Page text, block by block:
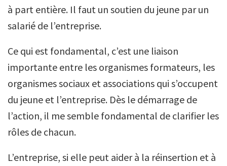
à part entière. Il faut un soutien du jeune par un
salarié de l’entreprise.
Ce qui est fondamental, c’est une liaison
importante entre les organismes formateurs, les
organismes sociaux et associations qui s’occupent
du jeune et l’entreprise. Dès le démarrage de
l’action, il me semble fondamental de clarifier les
rôles de chacun.
L’entreprise, si elle peut aider à la réinsertion et à